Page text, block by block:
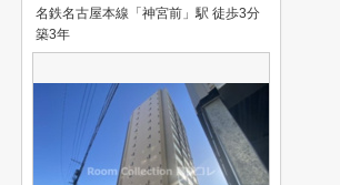
名鉄名古屋本線「神宮前」駅 徒歩3分
築3年